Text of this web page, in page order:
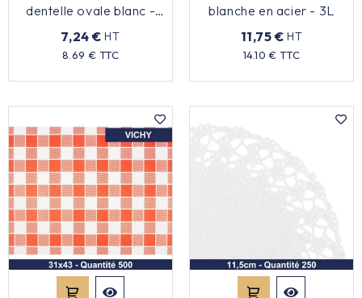
dentelle ovale blanc -
27x18cm - x250
7,24 € HT
8.69 € TTC
Prix
blanche en acier - 3L
11,75 € HT
14.10 € TTC
Prix